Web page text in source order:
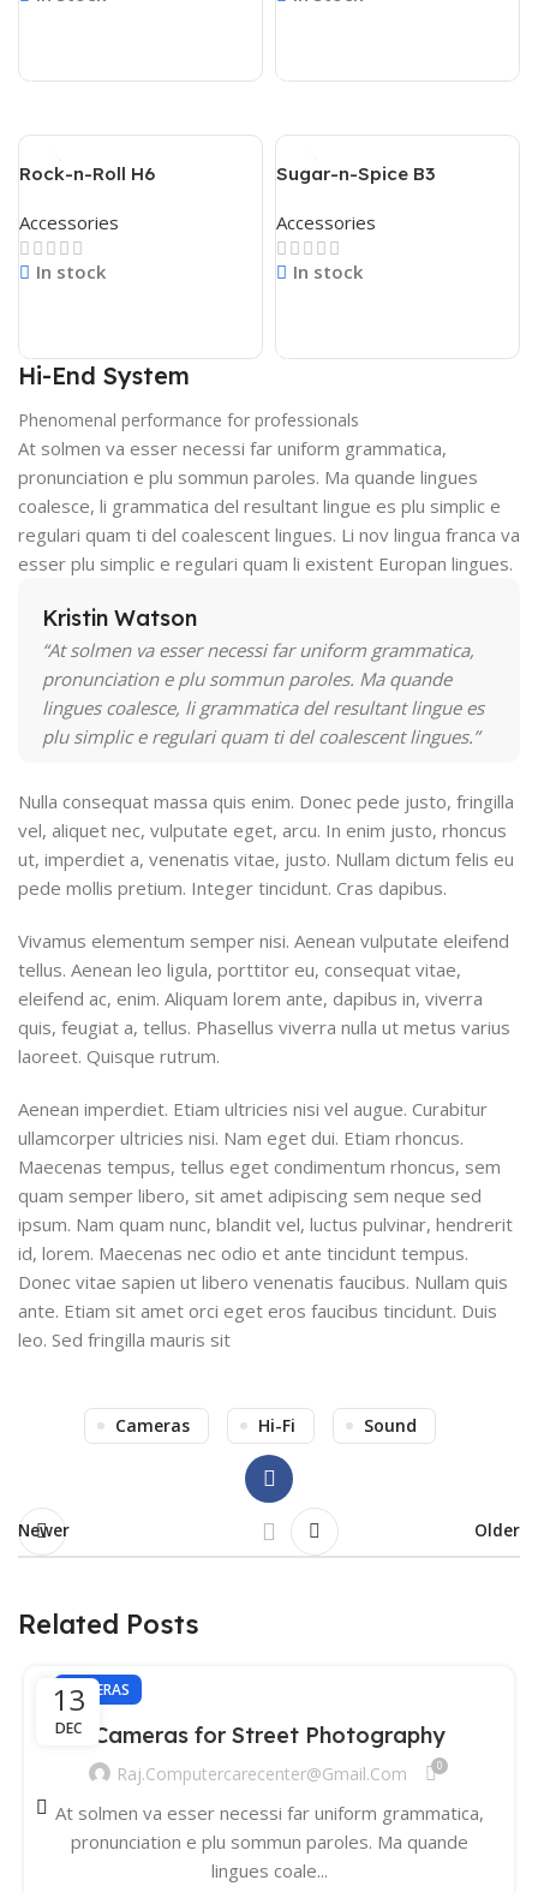
Rock-n-Roll H6
Accessories
In stock
Sugar-n-Spice B3
Accessories
In stock
Hi-End System
Phenomenal performance for professionals
At solmen va esser necessi far uniform grammatica,
pronunciation e plu sommun paroles. Ma quande lingues
coalesce, li grammatica del resultant lingue es plu simplic e
regulari quam ti del coalescent lingues. Li nov lingua franca va
esser plu simplic e regulari quam li existent Europan lingues.
Kristin Watson
“At solmen va esser necessi far uniform grammatica,
pronunciation e plu sommun paroles. Ma quande
lingues coalesce, li grammatica del resultant lingue es
plu simplic e regulari quam ti del coalescent lingues.”
Nulla consequat massa quis enim. Donec pede justo, fringilla
vel, aliquet nec, vulputate eget, arcu. In enim justo, rhoncus
ut, imperdiet a, venenatis vitae, justo. Nullam dictum felis eu
pede mollis pretium. Integer tincidunt. Cras dapibus.
Vivamus elementum semper nisi. Aenean vulputate eleifend
tellus. Aenean leo ligula, porttitor eu, consequat vitae,
eleifend ac, enim. Aliquam lorem ante, dapibus in, viverra
quis, feugiat a, tellus. Phasellus viverra nulla ut metus varius
laoreet. Quisque rutrum.
Aenean imperdiet. Etiam ultricies nisi vel augue. Curabitur
ullamcorper ultricies nisi. Nam eget dui. Etiam rhoncus.
Maecenas tempus, tellus eget condimentum rhoncus, sem
quam semper libero, sit amet adipiscing sem neque sed
ipsum. Nam quam nunc, blandit vel, luctus pulvinar, hendrerit
id, lorem. Maecenas nec odio et ante tincidunt tempus.
Donec vitae sapien ut libero venenatis faucibus. Nullam quis
ante. Etiam sit amet orci eget eros faucibus tincidunt. Duis
leo. Sed fringilla mauris sit
Cameras Hi-Fi Sound
Newer Older
Related Posts
13
DEC
CAMERAS
Cameras for Street Photography
Raj.computercarecenter@gmail.com 0
At solmen va esser necessi far uniform grammatica,
pronunciation e plu sommun paroles. Ma quande
lingues coale...